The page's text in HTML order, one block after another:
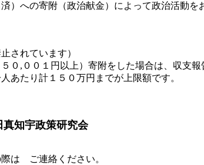
への寄附（政治献金）によって政治活動を
されています）
,００１円以上）寄附をした場合は、収支
あたり計１５０万円までが上限額です。
真知宇政策研究会
は ご連絡ください。